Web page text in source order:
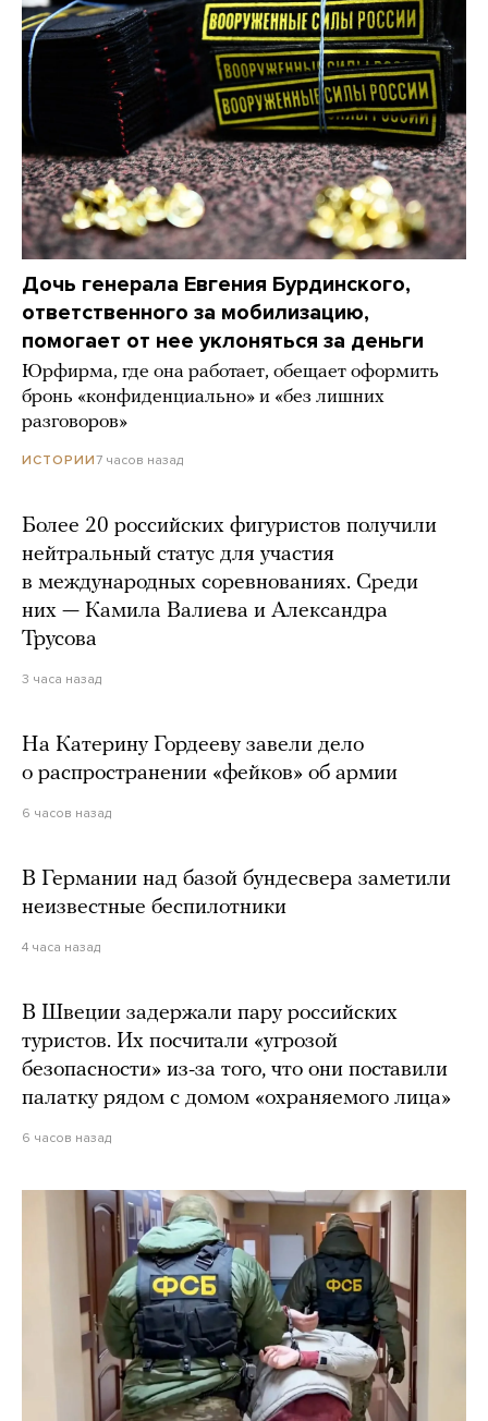
Дочь генерала Евгения Бурдинского,
ответственного за мобилизацию,
помогает от нее уклоняться за деньги
Юрфирма, где она работает, обещает оформить
бронь «конфиденциально» и «без лишних
разговоров»
ИСТОРИИ7 часов назад
Более 20 российских фигуристов получили
нейтральный статус для участия
в международных соревнованиях. Среди
них — Камила Валиева и Александра
Трусова
3 часа назад
На Катерину Гордееву завели дело
о распространении «фейков» об армии
6 часов назад
В Германии над базой бундесвера заметили
неизвестные беспилотники
4 часа назад
В Швеции задержали пару российских
туристов. Их посчитали «угрозой
безопасности» из-за того, что они поставили
палатку рядом с домом «охраняемого лица»
6 часов назад